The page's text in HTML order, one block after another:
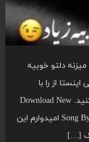
دلتو خوبیه
از را با
کیفیت عالی از موزیک یاب بشنوید و دریافت کنید. Download New
Song By : Remix Yar baxtimi gelayol With Direct Links امیدوارم این
[…]